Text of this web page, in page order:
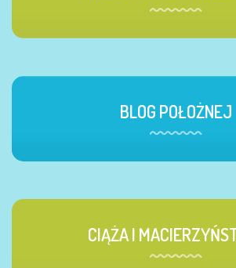
BLOG POŁOŻNEJ
CIĄŻA I